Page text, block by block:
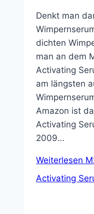
Denkt man
dichten
man an dem
Activating
am längsten
Amazon ist
Activating
2009…
Weiterlesen
Activating